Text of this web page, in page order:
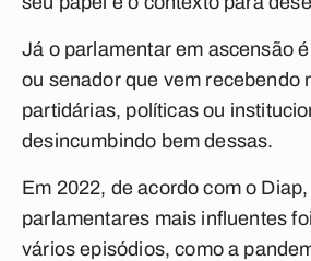
Já o parlamentar em ascensão
ou senador que vem recebendo
partidárias, políticas ou
desincumbindo bem dessas.
Em 2022, de acordo com o
parlamentares mais influentes
vários episódios, como a